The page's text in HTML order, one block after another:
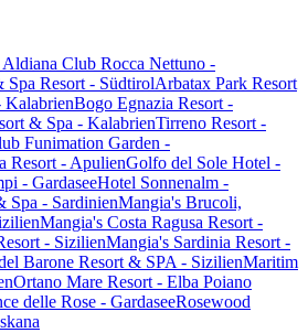
Aldiana Club Rocca Nettuno -
Resort - SüdtirolArbatax Park Resort
KalabrienBogo Egnazia Resort -
& Spa - KalabrienTirreno Resort -
Funimation Garden -
Resort - ApulienGolfo del Sole Hotel -
- GardaseeHotel Sonnenalm -
Spa - SardinienMangia's Brucoli,
Mangia's Costa Ragusa Resort -
- SizilienMangia's Sardinia Resort -
Barone Resort & SPA - SizilienMaritim
Ortano Mare Resort - Elba Poiano
delle Rose - GardaseeRosewood